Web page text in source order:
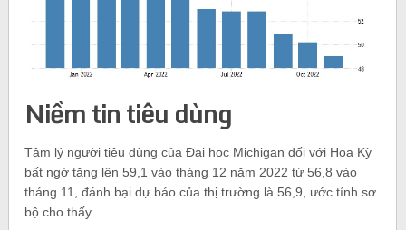
Niềm tin tiêu dùng
Tâm lý người tiêu dùng của Đại học Michigan đối với Hoa Kỳ
bất ngờ tăng lên 59,1 vào tháng 12 năm 2022 từ 56,8 vào
tháng 11, đánh bại dự báo của thị trường là 56,9, ước tính sơ
bộ cho thấy.